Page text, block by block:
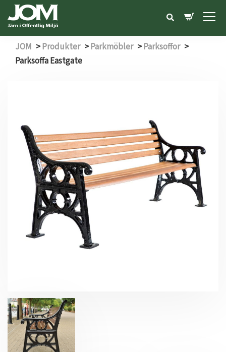
JOM >Produkter >Parkmöbler >Parksoffor >
Parksoffa Eastgate